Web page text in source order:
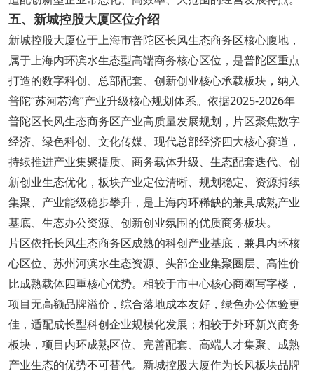
五、新城控股大厦区位介绍
新城控股大厦位于上海市普陀区长风生态商务区核心腹地，
属于上海内环滨水生态型高端商务核心区位，是普陀区重点
打造的数字科创、总部配套、创新创业核心承载板块，纳入
普陀“苏河芯湾”产业升级核心规划体系。依据2025-2026年
普陀区长风生态商务区产业高质量发展规划，片区聚焦数字
经济、绿色科创、文化传媒、现代总部经济四大核心赛道，
持续推进产业集聚提质、商务载体升级、生态配套迭代、创
新创业生态优化，板块产业定位清晰、规划稳定、资源持续
集聚、产业能级稳步攀升，是上海内环稀缺的兼具成熟产业
基底、生态办公资源、创新创业氛围的优质商务板块。
片区依托长风生态商务区成熟的科创产业基底，兼具内环核
心区位、苏州河滨水生态资源、头部企业集聚圈层、高性价
比成熟载体四重核心优势。相较于市中心核心商圈写字楼，
项目无高额品牌溢价，综合落地成本友好，绿色办公体验更
佳，适配成长型科创企业规模化发展；相较于外环新兴商务
板块，项目内环成熟区位、完善配套、高端人才集聚、成熟
产业生态的优势不可替代。新城控股大厦作为长风板块品牌